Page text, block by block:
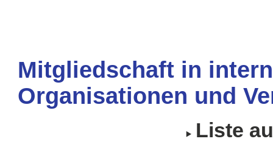
Mitgliedschaft in
Organisationen und
Liste